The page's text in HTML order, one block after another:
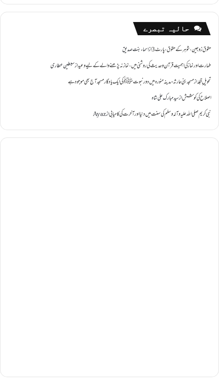
حالیہ تبصرے
حقوق زوجین ،شوہر کے حقوق ،پارٹ 3 ازاسماء بنت صدیق
طہارت اور نماز کی اہمیت قرآن و حدیث کی روشنی میں ،نماز نہ پڑھنے والے کے لیے وعیدازسبطین عطاری
تحویل ِقبلہازمسجد بنی حارثہ - مدینہ منورہ میں دور نبوتﷺ کی ایک یادگار مسجد آج بھی موجود ہے
اصلاح کی کوششازسید مبارک علی شاہ
نبی کریم صلی اللہ علیہ وآلہ وسلم کی سنت میں دنیا اور آخرت کی کامیابیازAyaz